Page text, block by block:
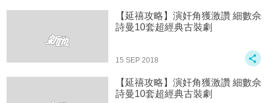
【延禧攻略】演奸角獲激讚 細數佘
詩曼10套超經典古裝劇
15 SEP 2018
【延禧攻略】演奸角獲激讚 細數佘
詩曼10套超經典古裝劇